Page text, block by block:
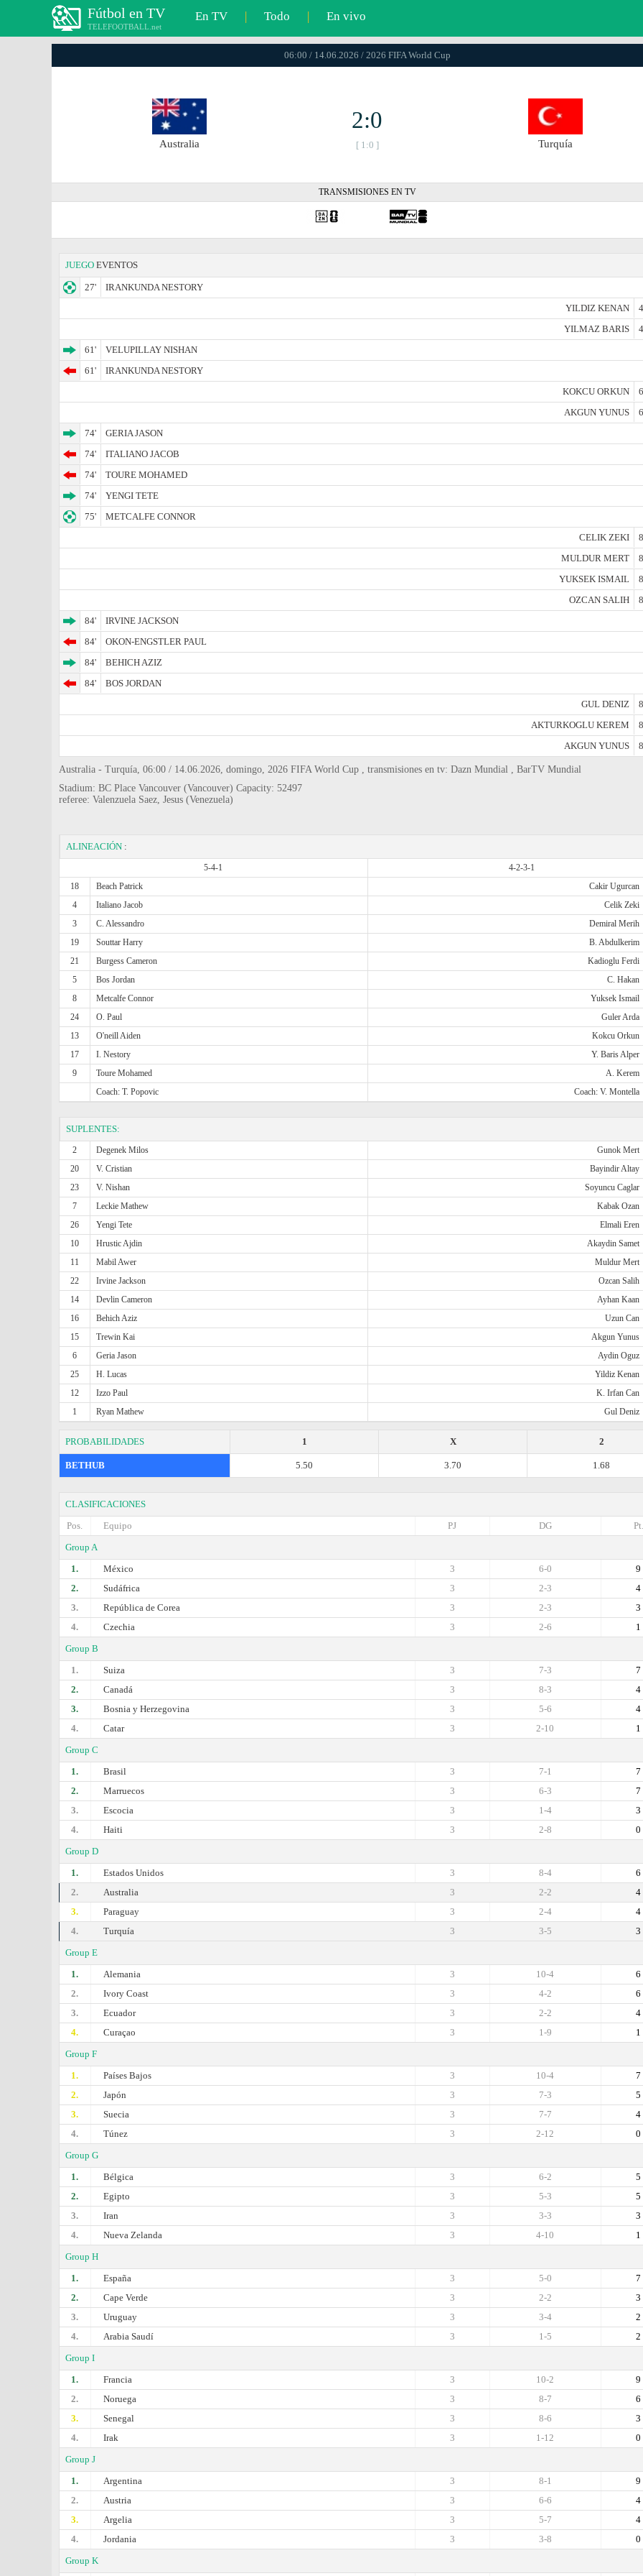
Fútbol en TV
TELEFOOTBALL.net
En TV | Todo | En vivo
06:00 / 14.06.2026 / 2026 FIFA World Cup
Australia
2:0
[ 1:0 ] Turquía
TRANSMISIONES EN TV
JUEGO EVENTOS
27'
IRANKUNDA NESTORY
YILDIZ KENAN
YILMAZ BARIS
61'
VELUPILLAY NISHAN
61'
IRANKUNDA NESTORY
KOKCU ORKUN
AKGUN YUNUS
74'
GERIA JASON
74'
ITALIANO JACOB
74'
TOURE MOHAMED
74'
YENGI TETE
75'
METCALFE CONNOR
CELIK ZEKI
MULDUR MERT
YUKSEK ISMAIL
OZCAN SALIH
84'
IRVINE JACKSON
84'
OKON-ENGSTLER PAUL
84'
BEHICH AZIZ
84'
BOS JORDAN
GUL DENIZ
AKTURKOGLU KEREM
AKGUN YUNUS
Australia - Turquía, 06:00 / 14.06.2026, domingo, 2026 FIFA World Cup , transmisiones en tv: Dazn Mundial , BarTV Mundial
Stadium: BC Place Vancouver (Vancouver) Capacity: 52497
referee: Valenzuela Saez, Jesus (Venezuela)
ALINEACIÓN :
5-4-1
4-2-3-1
18
Beach Patrick Cakir Ugurcan
4
Italiano Jacob Celik Zeki
3
C. Alessandro Demiral Merih
19
Souttar Harry B. Abdulkerim
21
Burgess Cameron Kadioglu Ferdi
5
Bos Jordan C. Hakan
8
Metcalfe Connor Yuksek Ismail
24
O. Paul Guler Arda
13
O'neill Aiden Kokcu Orkun
17
I. Nestory Y. Baris Alper
9
Toure Mohamed A. Kerem
Coach: T. Popovic
Coach: V. Montella
SUPLENTES:
2 Degenek Milos Gunok Mert
20
V. Cristian Bayindir Altay
23
V. Nishan Soyuncu Caglar
7
Leckie Mathew Kabak Ozan
26
Yengi Tete Elmali Eren
10
Hrustic Ajdin Akaydin Samet
11
Mabil Awer Muldur Mert
22
Irvine Jackson Ozcan Salih
14
Devlin Cameron Ayhan Kaan
16
Behich Aziz Uzun Can
15
Trewin Kai Akgun Yunus
6
Geria Jason Aydin Oguz
25
H. Lucas Yildiz Kenan
12
Izzo Paul K. Irfan Can
1
Ryan Mathew Gul Deniz
PROBABILIDADES 2
X
1
BETHUB 1.68
3.70
5.50
CLASIFICACIONES
Pos.
Equipo Pt.
DG
PJ
Group A
1.
México 9
6-0
3
2.
Sudáfrica 4
2-3
3
3.
República de Corea 3
2-3
3
4.
Czechia 1
2-6
3
Group B
1.
Suiza 7
7-3
3
2.
Canadá 4
8-3
3
3.
Bosnia y Herzegovina 4
5-6
3
4.
Catar 1
2-10
3
Group C
1.
Brasil 7
7-1
3
2.
Marruecos 7
6-3
3
3.
Escocia 3
1-4
3
4.
Haiti 0
2-8
3
Group D
1.
Estados Unidos 6
8-4
3
2.
Australia 4
2-2
3
3.
Paraguay 4
2-4
3
4.
Turquía 3
3-5
3
Group E
1.
Alemania 6
10-4
3
2.
Ivory Coast 6
4-2
3
3.
Ecuador 4
2-2
3
4.
Curaçao 1
1-9
3
Group F
1.
Países Bajos 7
10-4
3
2.
Japón 5
7-3
3
3.
Suecia 4
7-7
3
4.
Túnez 0
2-12
3
Group G
1.
Bélgica 5
6-2
3
2.
Egipto 5
5-3
3
3.
Iran 3
3-3
3
4.
Nueva Zelanda 1
4-10
3
Group H
1.
España 7
5-0
3
2.
Cape Verde 3
2-2
3
3.
Uruguay 2
3-4
3
4.
Arabia Saudí 2
1-5
3
Group I
1.
Francia 9
10-2
3
2.
Noruega 6
8-7
3
3.
Senegal 3
8-6
3
4.
Irak 0
1-12
3
Group J
1.
Argentina 9
8-1
3
2.
Austria 4
6-6
3
3.
Argelia 4
5-7
3
4.
Jordania 0
3-8
3
Group K